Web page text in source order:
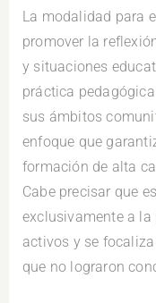
La modalidad para
promover la
y situaciones
práctica
sus ámbitos
enfoque que
formación de alta
Cabe precisar que
exclusivamente a
activos y se
que no lograron